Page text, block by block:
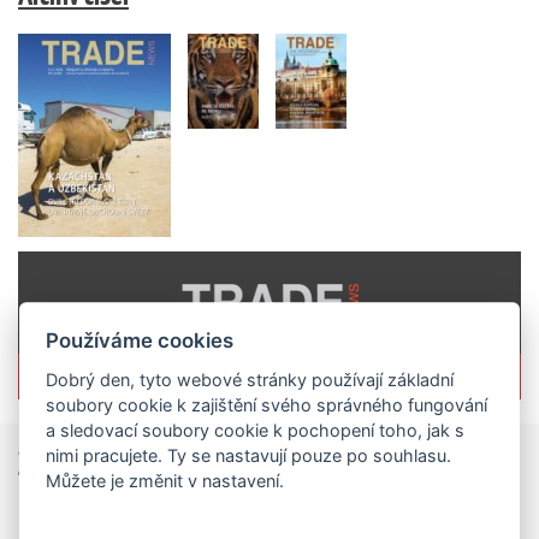
Více informací o časopisu »
Zprávyze světa obchodu
Používáme cookies
Dobrý den, tyto webové stránky používají základní
soubory cookie k zajištění svého správného fungování
a sledovací soubory cookie k pochopení toho, jak s
nimi pracujete. Ty se nastavují pouze po souhlasu.
Můžete je změnit v nastavení.